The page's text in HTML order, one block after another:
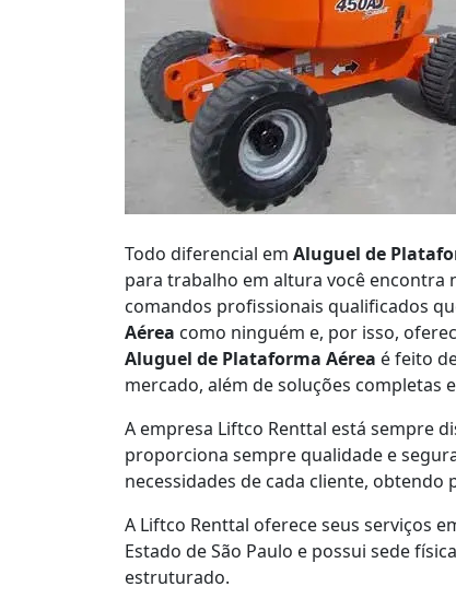
Todo diferencial em Aluguel de
para trabalho em altura você encontra
comandos profissionais qualificados
Aérea como ninguém e, por isso,
Aluguel de Plataforma Aérea é feito
mercado, além de soluções completas
A empresa Liftco Renttal está sempre
proporciona sempre qualidade e
necessidades de cada cliente,
A Liftco Renttal oferece seus serviços
Estado de São Paulo e possui sede
estruturado.